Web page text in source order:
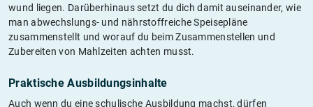
wund liegen. Darüberhinaus setzt du dich damit auseinander, wie
man abwechslungs- und nährstoffreiche Speisepläne
zusammenstellt und worauf du beim Zusammenstellen und
Zubereiten von Mahlzeiten achten musst.
Praktische Ausbildungsinhalte
Auch wenn du eine schulische Ausbildung machst, dürfen